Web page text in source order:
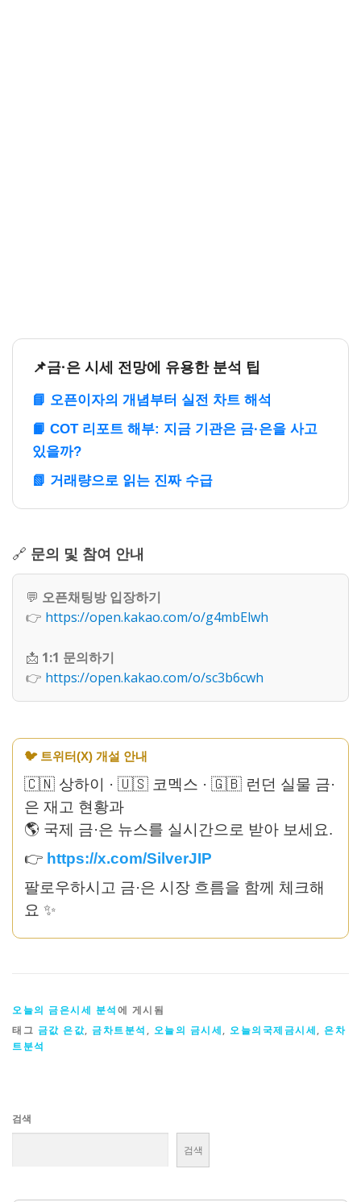
📌금·은 시세 전망에 유용한 분석 팁
📘 오픈이자의 개념부터 실전 차트 해석
📙 COT 리포트 해부: 지금 기관은 금·은을 사고
있을까?
📗 거래량으로 읽는 진짜 수급
🔗 문의 및 참여 안내
💬 오픈채팅방 입장하기
👉 https://open.kakao.com/o/g4mbElwh
📩 1:1 문의하기
👉 https://open.kakao.com/o/sc3b6cwh
🐦 트위터(X) 개설 안내
🇨🇳 상하이 · 🇺🇸 코멕스 · 🇬🇧 런던 실물 금·
은 재고 현황과
🌎 국제 금·은 뉴스를 실시간으로 받아 보세요.
👉 https://x.com/SilverJIP
팔로우하시고 금·은 시장 흐름을 함께 체크해
요 ✨
오늘의 금은시세 분석에 게시됨
태그 금값 은값, 금차트분석, 오늘의 금시세, 오늘의국제금시세, 은차
트분석
검색
검색